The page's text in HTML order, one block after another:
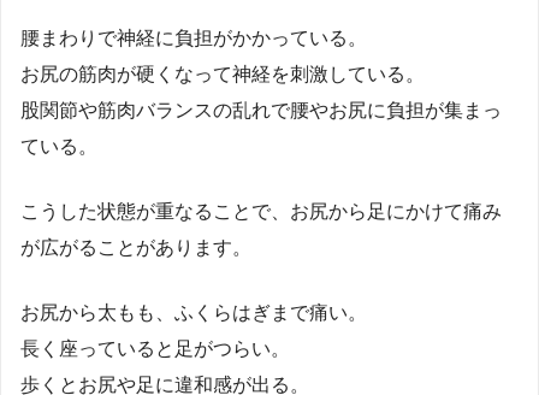
腰まわりで神経に負担がかかっている。
お尻の筋肉が硬くなって神経を刺激している。
股関節や筋肉バランスの乱れで腰やお尻に負担が集まっ
ている。
こうした状態が重なることで、お尻から足にかけて痛み
が広がることがあります。
お尻から太もも、ふくらはぎまで痛い。
長く座っていると足がつらい。
歩くとお尻や足に違和感が出る。